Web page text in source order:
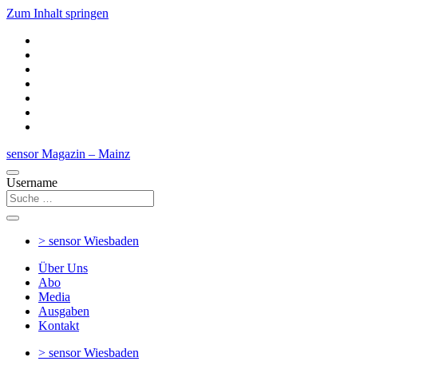
Zum Inhalt springen
sensor Magazin – Mainz
Username
> sensorWiesbaden
Über Uns
Abo
Media
Ausgaben
Kontakt
> sensorWiesbaden